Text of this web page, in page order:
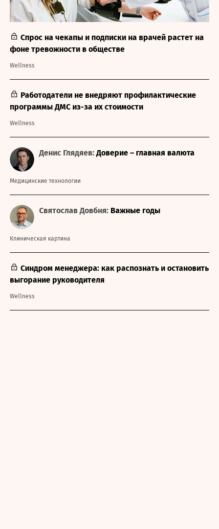
Wellness
Спрос на чекапы и подписки на врачей растет на
фоне тревожности в обществе
Wellness
Работодатели не внедряют профилактические
программы ДМС из-за их стоимости
Медицинские технологии
Денис Глядяев:Доверие – главная валюта
Клиническая картина
Святослав Довбня: Важные годы
Wellness
Синдром менеджера: как распознать и остановить
выгорание руководителя